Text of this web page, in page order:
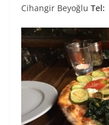
Cihangir Beyoğlu Tel: